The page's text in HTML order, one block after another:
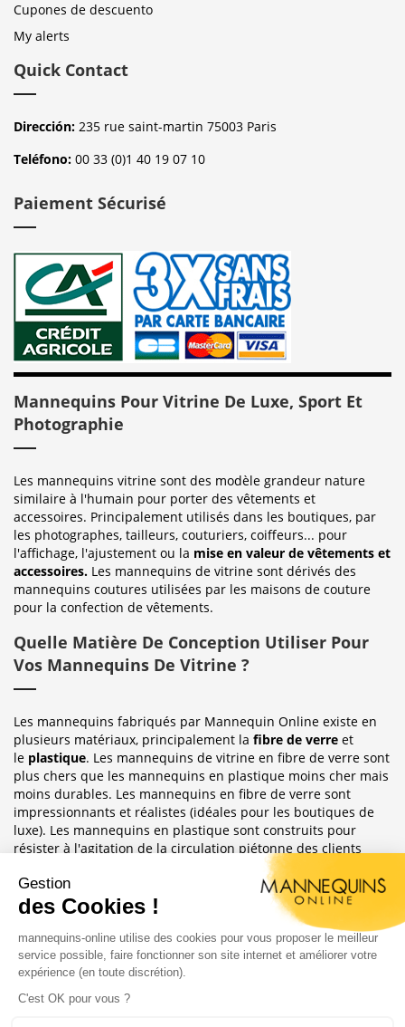
Cupones de descuento
My alerts
Quick Contact
Dirección: 235 rue saint-martin 75003 Paris
Teléfono: 00 33 (0)1 40 19 07 10
Paiement Sécurisé
Mannequins Pour Vitrine De Luxe, Sport Et
Photographie
Les mannequins vitrine sont des modèle grandeur nature
similaire à l'humain pour porter des vêtements et
accessoires. Principalement utilisés dans les boutiques, par
les photographes, tailleurs, couturiers, coiffeurs... pour
l'affichage, l'ajustement ou la mise en valeur de vêtements et
accessoires. Les mannequins de vitrine sont dérivés des
mannequins coutures utilisées par les maisons de couture
pour la confection de vêtements.
Quelle Matière De Conception Utiliser Pour
Vos Mannequins De Vitrine ?
Les mannequins fabriqués par Mannequin Online existe en
plusieurs matériaux, principalement la fibre de verre et
le plastique. Les mannequins de vitrine en fibre de verre sont
plus chers que les mannequins en plastique moins cher mais
moins durables. Les mannequins en fibre de verre sont
impressionnants et réalistes (idéales pour les boutiques de
luxe). Les mannequins en plastique sont construits pour
résister à l'agitation de la circulation piétonne des clients
habituellement observée dans le magasin où ils sont placés.
Sublimez Vos Boutiques, Vitrines Et
Les mannequins sont idéales pour les magasins de détail, en
étalages de magasin ou décoration de vitrine. Ils ont